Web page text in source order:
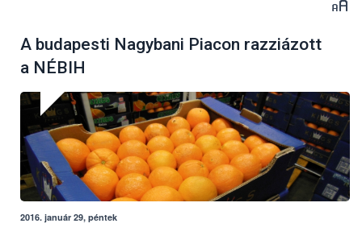
A budapesti Nagybani Piacon razziázott
a NÉBIH
2016. január 29, péntek